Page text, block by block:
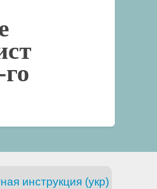
инструкция (укр)